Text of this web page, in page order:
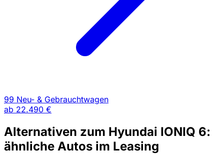
99 Neu- & Gebrauchtwagen
ab 22.490 €
Alternativen zum Hyundai IONIQ 6:
ähnliche Autos im Leasing